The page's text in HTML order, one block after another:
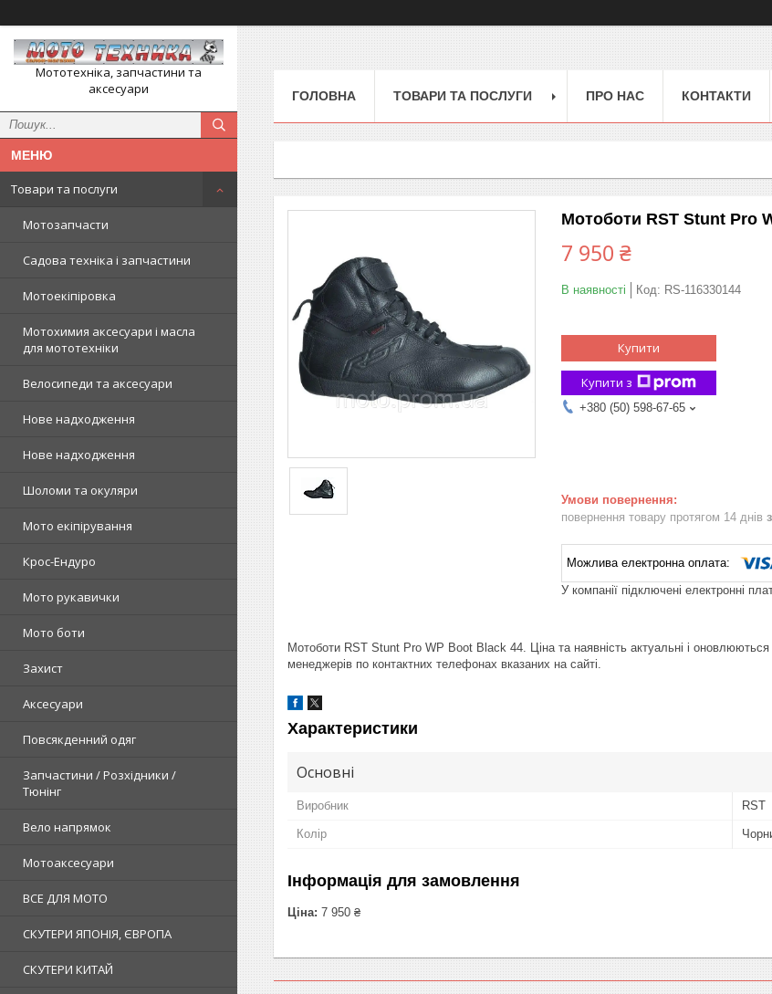
Мототехніка, запчастини та
аксесуари
Товари та послуги
Мотозапчасти
Садова техніка і запчастини
Мотоекіпіровка
Мотохимия аксесуари і масла
для мототехніки
Велосипеди та аксесуари
Нове надходження
Нове надходження
Шоломи та окуляри
Мото екіпірування
Крос-Ендуро
Мото рукавички
Мото боти
Захист
Аксесуари
Повсякденний одяг
Запчастини / Розхідники /
Тюнінг
Вело напрямок
Мотоаксесуари
ВСЕ ДЛЯ МОТО
СКУТЕРИ ЯПОНІЯ, ЄВРОПА
СКУТЕРИ КИТАЙ
ГОЛОВНА ТОВАРИ ТА ПОСЛУГИ ПРО НАС КОНТАКТИ
Мотоботи RST Stunt Pro
7 950 ₴
В наявності Код: RS-116330144
Купити
Купити з
+380 (50) 598-67-65
повернення товару протягом 14 днів
У компанії підключені електронні
Мотоботи RST Stunt Pro WP Boot Black 44. Ціна та наявність актуальні і
менеджерів по контактних телефонах вказаних на сайті.
Характеристики
Основні
Виробник RST
Колір
Інформація для замовлення
Ціна: 7 950 ₴